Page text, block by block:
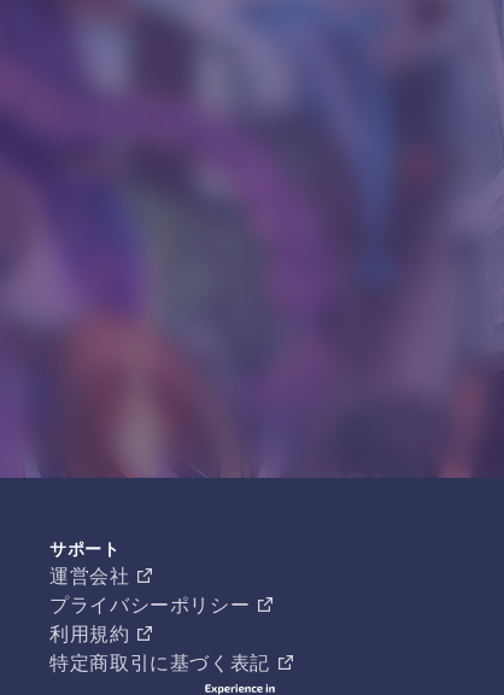
サポート
運営会社
プライバシーポリシー
利用規約
特定商取引に基づく表記